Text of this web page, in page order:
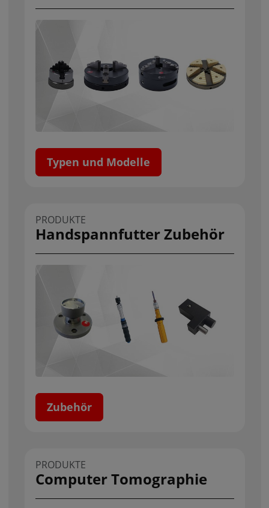
Typen und Modelle
PRODUKTE
Handspannfutter Zubehör
Zubehör
PRODUKTE
Computer Tomographie